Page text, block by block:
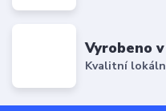
Vyrobeno v
Kvalitní